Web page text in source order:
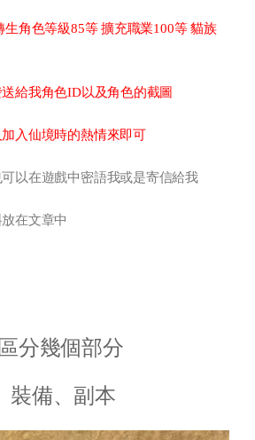
角色等級85等 擴充職業100等 貓族
給我角色ID以及角色的截圖
入仙境時的熱情來即可
以在遊戲中密語我或是寄信給我
在文章中
分幾個部分
裝備、副本